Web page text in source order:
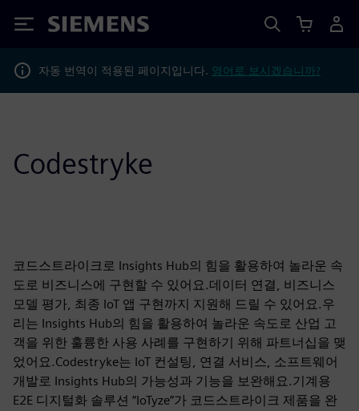
Siemens
자동 번역이 적용된 페이지입니다. 영어로 보시겠습니까?
Codestryke
코드스트라이크로 Insights Hub의 힘을 활용하여 놀라운 속
도로 비즈니스에 구현할 수 있어요.데이터 연결, 비즈니스
모델 평가, 최종 IoT 앱 구현까지 지원해 드릴 수 있어요.우
리는 Insights Hub의 힘을 활용하여 놀라운 속도로 산업 고
객을 위한 훌륭한 사용 사례를 구현하기 위해 파트너십을 맺
었어요.Codestryke는 IoT 컨설팅, 연결 서비스, 소프트웨어
개발로 Insights Hub의 가능성과 기능을 보완해요.기계용
E2E 디지털화 솔루션 “IoTyze”가 코드스트라이크 제품을 완